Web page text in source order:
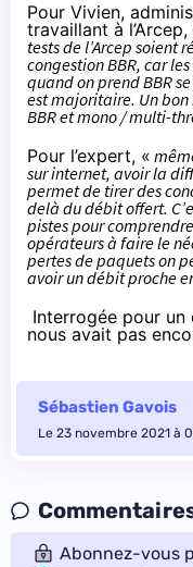
Pour Vivien,
travaillant à l’Arcep,
tests de l’Arcep soient
congestion BBR, car
quand on prend BBR
est majoritaire. Un bon
BBR et mono / multi-
Pour l’expert, «
sur internet, avoir la
permet de tirer des
delà du débit offert.
pistes pour
opérateurs à faire le
pertes de paquets on
avoir un débit proche
Interrogée pour un
nous avait pas
Sébastien Gavois
Le 23 novembre 2021 à
Abonnez-vous